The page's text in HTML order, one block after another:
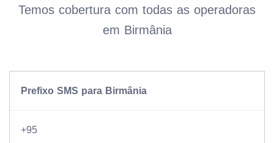
Temos cobertura com todas as operadoras
em Birmânia
Prefixo SMS para Birmânia
+95